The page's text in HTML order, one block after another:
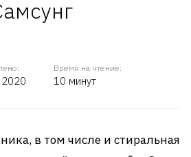
Время на чтение:
10 минут
в том числе и стиральная